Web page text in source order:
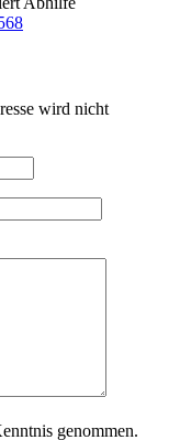
wird nicht
genommen.